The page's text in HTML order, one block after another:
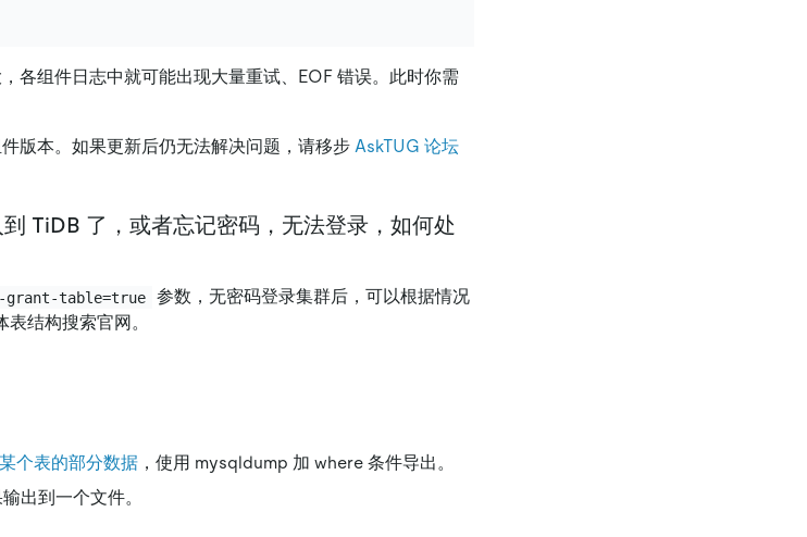
各组件日志中就可能出现大量重试、EOF 错误。此时你需
版本。如果更新后仍无法解决问题，请移步 AskTUG 论坛
TiDB 了，或者忘记密码，无法登录，如何处
grant-table=true
参数，无密码登录集群后，可以根据情况
结构搜索官网。
个表的部分数据 ，使用 mysqldump 加 where 条件导出。
出到一个文件。